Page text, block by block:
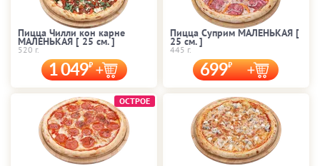
Пицца Чилли кон карне
МАЛЕНЬКАЯ [ 25 cм. ]
520 г.
1 049
Пицца Суприм МАЛЕНЬКАЯ [
25 cм. ]
445 г.
699
ОСТРОЕ